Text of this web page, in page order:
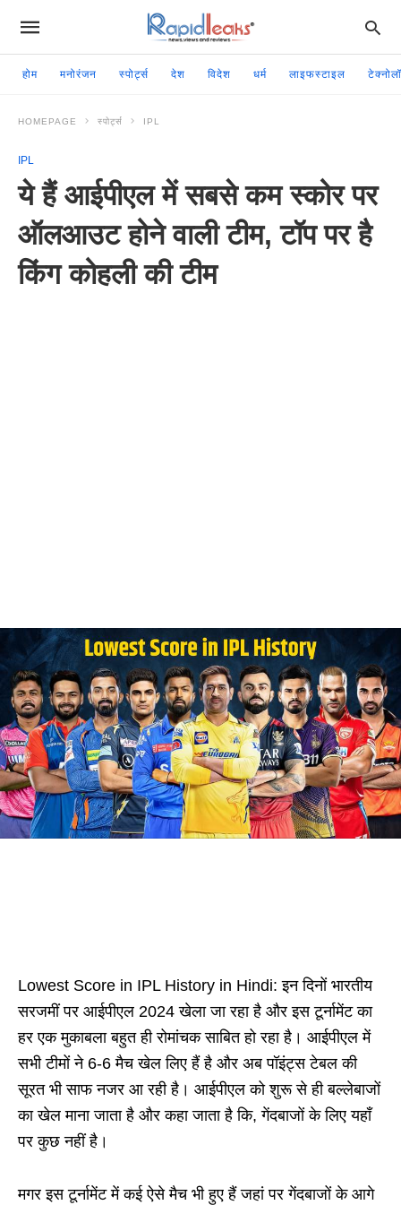
होम मनोरंजन स्पोर्ट्स देश विदेश धर्म लाइफस्टाइल
HOMEPAGE स्पोर्ट्स IPL
IPL
ये हैं आईपीएल में सबसे कम स्कोर पर
ऑलआउट होने वाली टीम, टॉप पर है
किंग कोहली की टीम
Lowest Score in IPL History in Hindi: इन दिनों भारतीय
सरजमीं पर आईपीएल 2024 खेला जा रहा है और इस टूर्नामेंट का
हर एक मुकाबला बहुत ही रोमांचक साबित हो रहा है। आईपीएल में
सभी टीमों ने 6-6 मैच खेल लिए हैं है और अब पॉइंट्स टेबल की
सूरत भी साफ नजर आ रही है। आईपीएल को शुरू से ही बल्लेबाजों
का खेल माना जाता है और कहा जाता है कि, गेंदबाजों के लिए यहाँ
पर कुछ नहीं है।
मगर इस टूर्नामेंट में कई ऐसे मैच भी हुए हैं जहां पर गेंदबाजों के आगे